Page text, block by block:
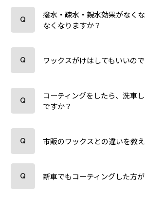
撥水・疎水・親水効果がなく
なくなりますか？
ワックスがけはしてもいいの
コーティングをしたら、洗車
ですか？
市販のワックスとの違いを教え
新車でもコーティングした方